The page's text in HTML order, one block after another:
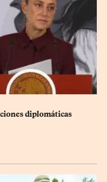
diplomáticas